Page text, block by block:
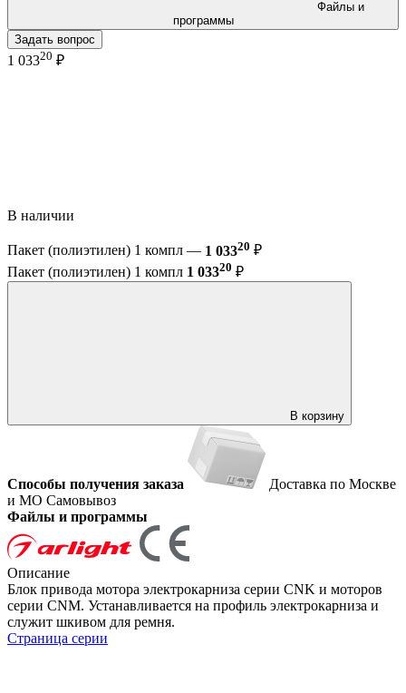
программы
Задать вопрос
1 03320 ₽
В наличии
Пакет (полиэтилен) 1 компл — 1 03320 ₽
Пакет (полиэтилен) 1 компл 1 03320 ₽
В корзину
Способы получения заказа
Доставка по Москве
и МО Самовывоз
Файлы и программы
Описание
Блок привода мотора электрокарниза серии CNK и моторов
серии CNM. Устанавливается на профиль электрокарниза и
служит шкивом для ремня.
Страница серии